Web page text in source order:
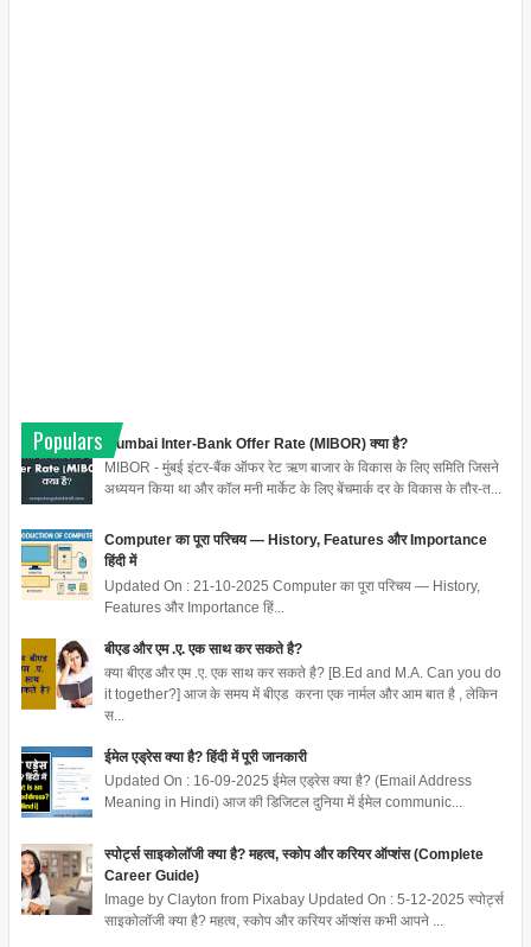
Populars
Mumbai Inter-Bank Offer Rate (MIBOR) क्या है?
MIBOR - मुंबई इंटर-बैंक ऑफर रेट ऋण बाजार के विकास के लिए समिति जिसने
अध्ययन किया था और कॉल मनी मार्केट के लिए बेंचमार्क दर के विकास के तौर-त...
Computer का पूरा परिचय — History, Features और Importance
हिंदी में
Updated On : 21-10-2025 Computer का पूरा परिचय — History,
Features और Importance हिं...
बीएड और एम .ए. एक साथ कर सकते है?
क्या बीएड और एम .ए. एक साथ कर सकते है? [B.Ed and M.A. Can you do
it together?] आज के समय में बीएड करना एक नार्मल और आम बात है , लेकिन
स...
ईमेल एड्रेस क्या है? हिंदी में पूरी जानकारी
Updated On : 16-09-2025 ईमेल एड्रेस क्या है? (Email Address
Meaning in Hindi) आज की डिजिटल दुनिया में ईमेल communic...
स्पोर्ट्स साइकोलॉजी क्या है? महत्व, स्कोप और करियर ऑप्शंस (Complete
Career Guide)
Image by Clayton from Pixabay Updated On : 5-12-2025 स्पोर्ट्स
साइकोलॉजी क्या है? महत्व, स्कोप और करियर ऑप्शंस कभी आपने ...